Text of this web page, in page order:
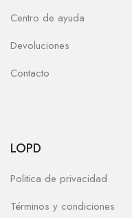
Centro de ayuda
Devoluciones
Contacto
LOPD
Politica de privacidad
Términos y condiciones